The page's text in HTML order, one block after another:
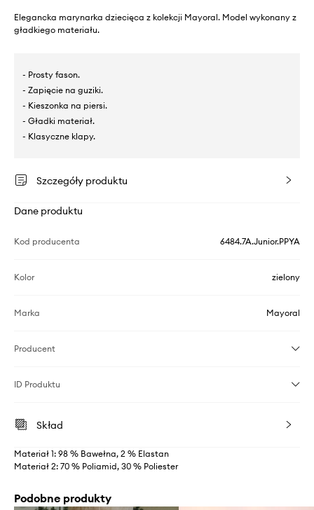
Elegancka marynarka dziecięca z kolekcji Mayoral. Model wykonany z
gładkiego materiału.
- Prosty fason.
- Zapięcie na guziki.
- Kieszonka na piersi.
- Gładki materiał.
- Klasyczne klapy.
Szczegóły produktu
Dane produktu
Kod producenta 6484.7A.Junior.PPYA
Kolor zielony
Marka Mayoral
Producent
ID Produktu
Skład
Materiał 1: 98 % Bawełna, 2 % Elastan
Materiał 2: 70 % Poliamid, 30 % Poliester
Podobne produkty